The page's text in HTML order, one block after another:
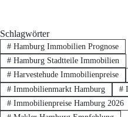
Schlagwörter
#Hamburg Immobilien Prognose
#Hamburg Stadtteile Immobilien
#Harvestehude Immobilienpreise
#Immobilienmarkt Hamburg #
#Immobilienpreise Hamburg 2026